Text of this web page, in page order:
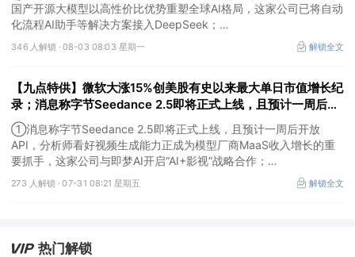
国产开源大模型以高性价比优势重塑全球AI格局，这家公司已将自动
化流程AI助手等解决方案接入DeepSeek；
②项目总投资超1700亿元！我国新核准8台核电机组，标志着核电
审批节奏延续高位，对产业链形成明确的订单催化，这家公司产品应
③电网设备概念股伊顿涨7.32%，因“数据中心带来的关键增长驱
动”，第二季度业绩超预期并上调全年利润指引。
346 人解锁 ·08-03 08:03 星期一 解锁全文
【九点特供】微软大涨15%创美股有史以来最大单日市值增长纪
录；消息称字节Seedance 2.5即将正式上线，且预计一周后开
放API，分析师看好视频生成能力正成为模型厂商MaaS收入增
长的重要抓手
①消息称字节Seedance 2.5即将正式上线，且预计一周后开放
API，分析师看好视频生成能力正成为模型厂商MaaS收入增长的重
要抓手，这家公司与即梦AI开启“AI+影视”战略合作；
②欧盟计划投资114亿美元建7座人工智能超级工厂，机构看好产业
链价值量将进一步向光芯片、光引擎和先进封装环节延伸，这家公司
逊盘后涨9%，云计算业务创2021年以来最快增速。
273 人解锁 ·07-31 08:21 星期五 解锁全文
热门解锁